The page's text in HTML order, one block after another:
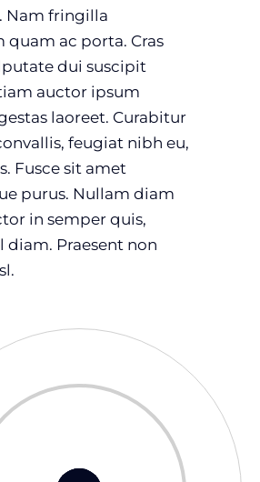
Nam fringilla
quam ac porta. Cras
dui suscipit
auctor ipsum
laoreet. Curabitur
feugiat nibh eu,
Fusce sit amet
purus. Nullam diam
in semper quis,
diam. Praesent non